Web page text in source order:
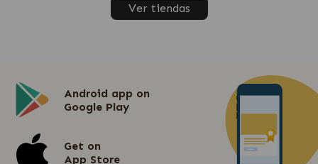
Ver tiendas
Android app on
Google Play
Get on
App Store